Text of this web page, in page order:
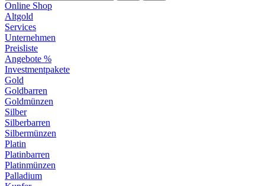
Online Shop
Altgold
Services
Unternehmen
Preisliste
Angebote %
Investmentpakete
Gold
Goldbarren
Goldmünzen
Silber
Silberbarren
Silbermünzen
Platin
Platinbarren
Platinmünzen
Palladium